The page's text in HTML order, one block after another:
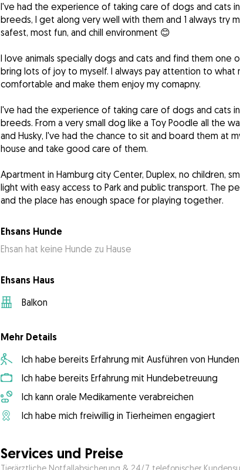
I've had the experience of taking care of dogs and cats
breeds, I get along very well with them and 1 always try
safest, most fun, and chill environment 😊
I love animals specially dogs and cats and find them
bring lots of joy to myself. I always pay attention to what
comfortable and make them enjoy my comapny.
I've had the experience of taking care of dogs and cats
breeds. From a very small dog like a Toy Poodle all the
and Husky, I've had the chance to sit and board them at
house and take good care of them.
Apartment in Hamburg city Center, Duplex, no children,
light with easy access to Park and public transport. The
and the place has enough space for playing together.
Ehsans Hunde
Ehsan hat keine Hunde zu Hause
Ehsans Haus
Balkon
Mehr Details
Ich habe bereits Erfahrung mit Ausführen von Hunden
Ich habe bereits Erfahrung mit Hundebetreuung
Ich kann orale Medikamente verabreichen
Ich habe mich freiwillig in Tierheimen engagiert
Services und Preise